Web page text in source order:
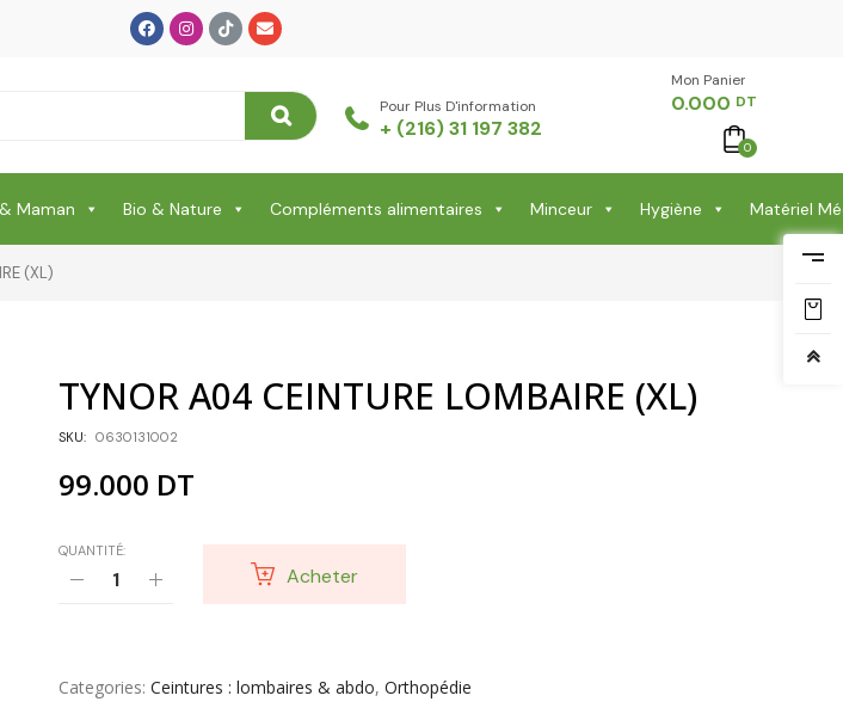
Pour Plus D'information
+ (216) 31 197 382
Mon Panier -
0.000 DT
0
Maman Bio & Nature Compléments alimentaires Minceur Hygiène Matériel
(XL)
TYNOR A04 CEINTURE LOMBAIRE (XL)
SKU: 0630131002
99.000 DT
QUANTITÉ:
Acheter
Categories Ceintures : lombaires & abdo, Orthopédie